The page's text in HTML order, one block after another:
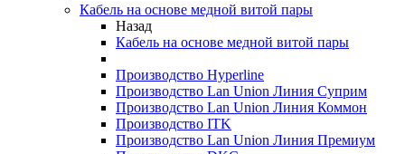
Кабель на основе медной витой пары
Назад
Кабель на основе медной витой пары
Производство Hyperline
Производство Lan Union Линия Суприм
Производство Lan Union Линия Коммон
Производство ITK
Производство Lan Union Линия Премиум